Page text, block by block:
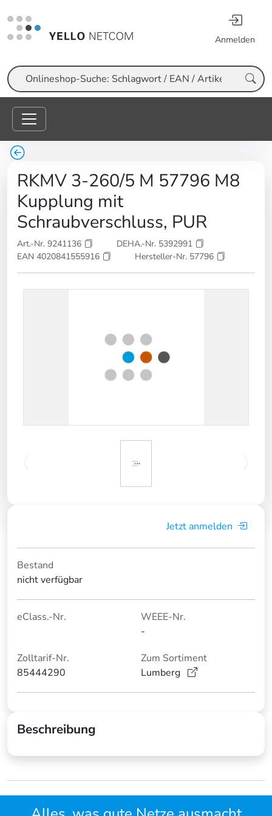
Anmelden
Suche
RKMV 3-260/5 M 57796 M8
Kupplung mit
Schraubverschluss, PUR
Art.-Nr. 9241136
DEHA.-Nr. 5392991
EAN 4020841555916
Hersteller-Nr. 57796
Jetzt anmelden
Bestand
nicht verfügbar
eClass.-Nr.
WEEE-Nr.
-
Zolltarif-Nr.
85444290
Zum Sortiment
Lumberg
Beschreibung